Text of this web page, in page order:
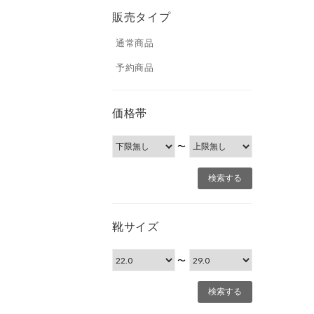
販売タイプ
通常商品
予約商品
価格帯
〜
靴サイズ
〜